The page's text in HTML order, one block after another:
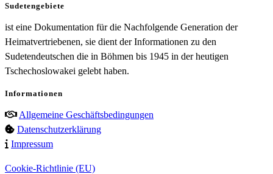
Sudetengebiete
ist eine Dokumentation für die Nachfolgende Generation der
Heimatvertriebenen, sie dient der Informationen zu den
Sudetendeutschen die in Böhmen bis 1945 in der heutigen
Tschechoslowakei gelebt haben.
Informationen
Allgemeine Geschäftsbedingungen
Datenschutzerklärung
Impressum
Cookie-Richtlinie (EU)